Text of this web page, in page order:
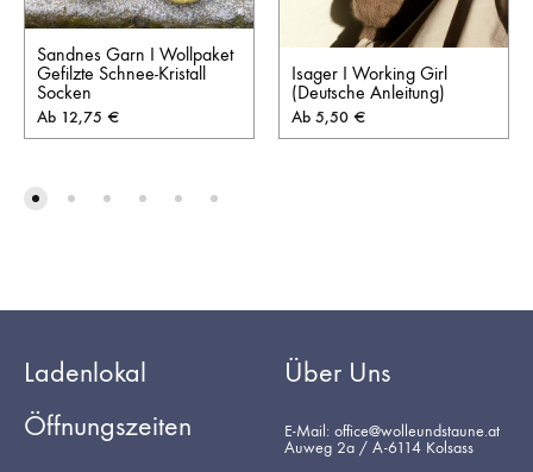
Sandnes Garn I Wollpaket
Gefilzte Schnee-Kristall
Socken
Ab 12,75 €
Isager I Working Girl
(Deutsche Anleitung)
Ab 5,50 €
Ladenlokal
Öffnungszeiten
Über Uns
E-Mail: office@wolleundstaune.at
Auweg 2a / A-6114 Kolsass